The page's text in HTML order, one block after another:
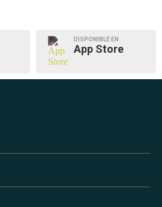
DISPONIBLE EN
App Store